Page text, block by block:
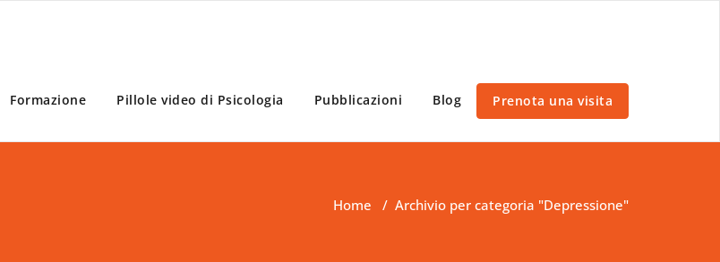
Formazione Pillole video di Psicologia Pubblicazioni Blog Prenota una visita
Home / Archivio per categoria "Depressione"